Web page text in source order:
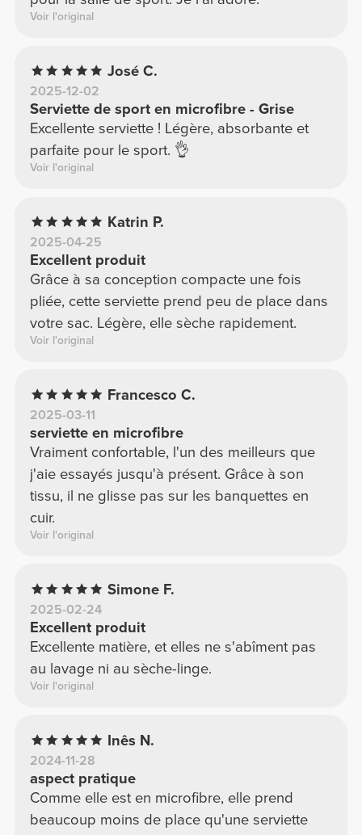
Voir l'original
José C.
2025-12-02
Serviette de sport en microfibre - Grise
Excellente serviette ! Légère, absorbante et
parfaite pour le sport. 👌
Voir l'original
Katrin P.
2025-04-25
Excellent produit
Grâce à sa conception compacte une fois
pliée, cette serviette prend peu de place dans
votre sac. Légère, elle sèche rapidement.
Voir l'original
Francesco C.
2025-03-11
serviette en microfibre
Vraiment confortable, l'un des meilleurs que
j'aie essayés jusqu'à présent. Grâce à son
tissu, il ne glisse pas sur les banquettes en
cuir.
Voir l'original
Simone F.
2025-02-24
Excellent produit
Excellente matière, et elles ne s'abîment pas
au lavage ni au sèche-linge.
Voir l'original
Inês N.
2024-11-28
aspect pratique
Comme elle est en microfibre, elle prend
beaucoup moins de place qu'une serviette